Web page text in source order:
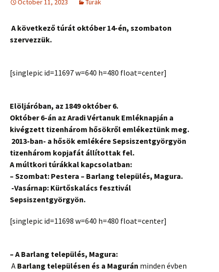
October 11, 2023 Túrák
A következő túrát október 14-én, szombaton
szervezzük.
[singlepic id=11697 w=640 h=480 float=center]
Elöljáróban, az 1849 október 6.
Október 6-án az Aradi Vértanuk Emléknapján a
kivégzett tizenhárom hősökről emlékeztünk meg.
2013-ban- a hősök emlékére Sepsiszentgyörgyön
tizenhárom kopjafát állítottak fel.
A múltkori túrákkal kapcsolatban:
– Szombat: Pestera – Barlang település, Magura.
-Vasárnap: Kürtőskalács fesztivál
Sepsiszentgyörgyön.
[singlepic id=11698 w=640 h=480 float=center]
– A Barlang település, Magura:
A Barlang településen és a Magurán minden évben